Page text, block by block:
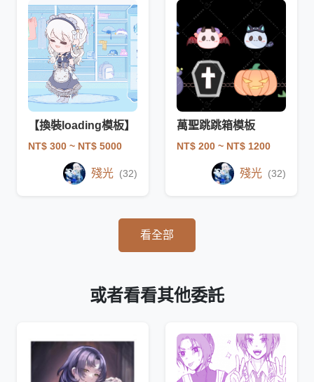
【換裝loading模板】
NT$ 300 ~ NT$ 5000
殘光 (32)
萬聖跳跳箱模板
NT$ 200 ~ NT$ 1200
殘光 (32)
看全部
或者看看其他委託